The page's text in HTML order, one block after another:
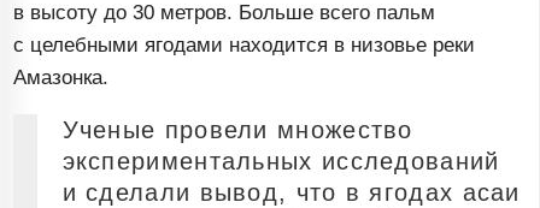
в высоту до 30 метров. Больше всего пальм
с целебными ягодами находится в низовье реки
Амазонка.
Ученые провели множество
экспериментальных исследований
и сделали вывод, что в ягодах асаи